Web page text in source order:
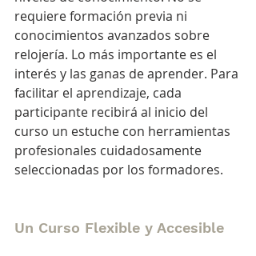
requiere formación previa ni
conocimientos avanzados sobre
relojería. Lo más importante es el
interés y las ganas de aprender. Para
facilitar el aprendizaje, cada
participante recibirá al inicio del
curso un estuche con herramientas
profesionales cuidadosamente
seleccionadas por los formadores.
Un Curso Flexible y Accesible